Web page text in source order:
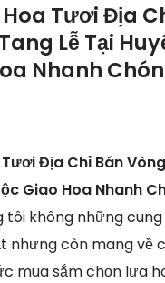
Tươi Địa
Lễ Tại
Nhanh
Địa Chỉ Bán
Giao Hoa Nhanh
tôi không những
nhưng còn mang về
mua sắm chọn lựa